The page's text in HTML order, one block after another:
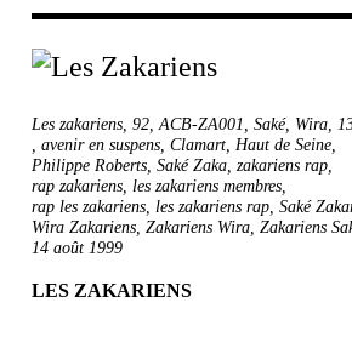
Les zakariens, 92,ACB-ZA001, Saké, Wira,
, avenir en suspens, Clamart, Haut de Seine,
Philippe Roberts, Saké Zaka, zakariens rap,
rap zakariens, les zakariens membres,
rap les zakariens, les zakariens rap, Saké
Wira Zakariens, Zakariens Wira, Zakariens
14 août 1999
LES ZAKARIENS